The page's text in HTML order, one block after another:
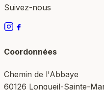
Suivez-nous
Coordonnées
Chemin de l'Abbaye
60126 Longueil-Sainte-